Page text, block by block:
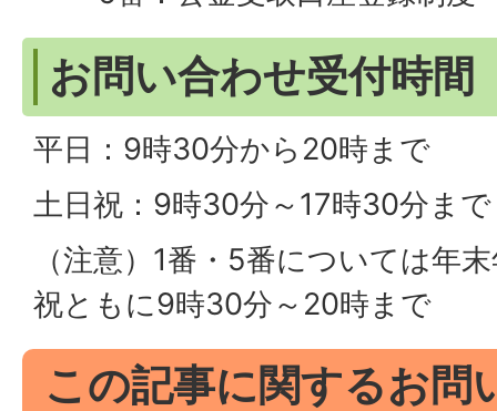
お問い合わせ受付時間
平日：9時30分から20時まで
土日祝：9時30分～17時30分まで
（注意）1番・5番については年
祝ともに9時30分～20時まで
この記事に関するお問